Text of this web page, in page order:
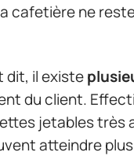
cafetière ne
dit, il existe
du client.
jetables très
atteindre